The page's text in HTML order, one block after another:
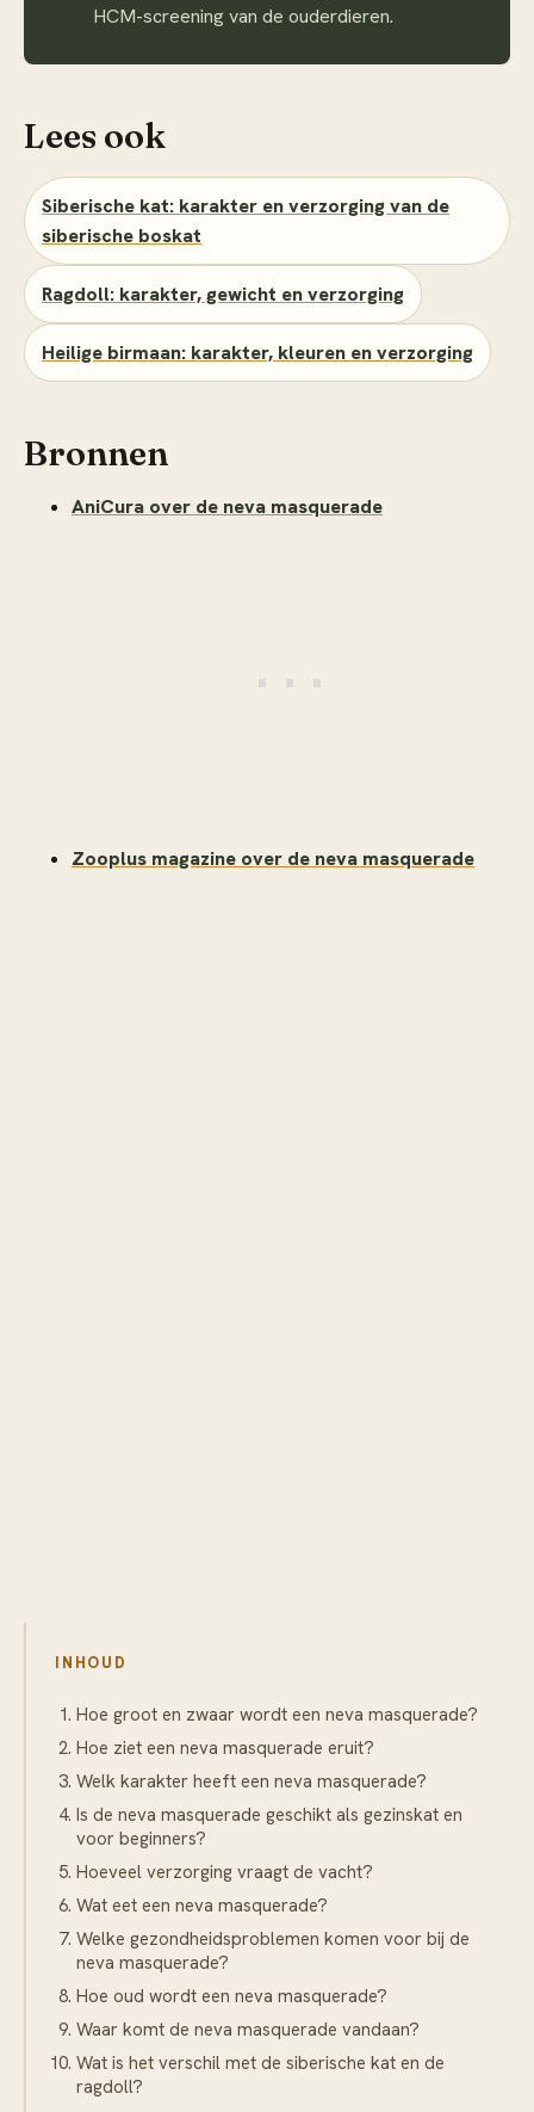
HCM-screening van de ouderdieren.
Lees ook
Siberische kat: karakter en verzorging van de
siberische boskat
Ragdoll: karakter, gewicht en verzorging
Heilige birmaan: karakter, kleuren en verzorging
Bronnen
AniCura over de neva masquerade
Zooplus magazine over de neva masquerade
INHOUD
Hoe groot en zwaar wordt een neva masquerade?
Hoe ziet een neva masquerade eruit?
Welk karakter heeft een neva masquerade?
Is de neva masquerade geschikt als gezinskat en
voor beginners?
Hoeveel verzorging vraagt de vacht?
Wat eet een neva masquerade?
Welke gezondheidsproblemen komen voor bij de
neva masquerade?
Hoe oud wordt een neva masquerade?
Waar komt de neva masquerade vandaan?
Wat is het verschil met de siberische kat en de
ragdoll?